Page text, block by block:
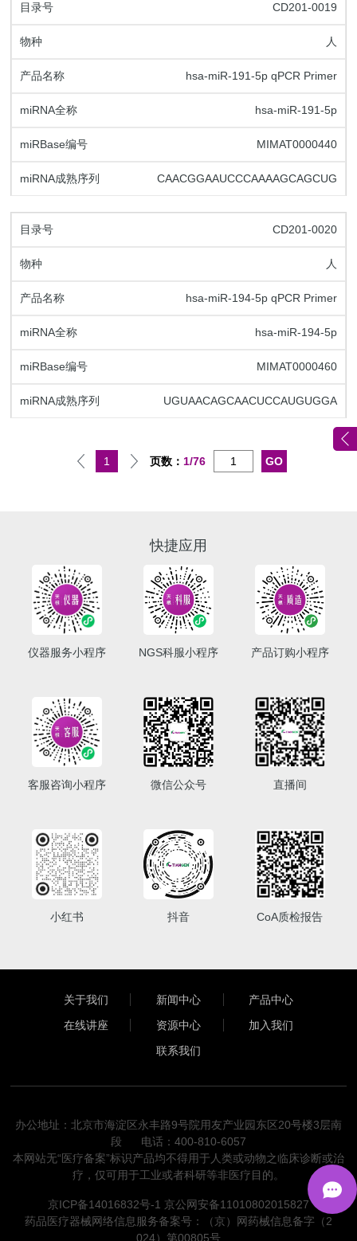
CD201-0019
人
hsa-miR-191-5p qPCR Primer
hsa-miR-191-5p
MIMAT0000440
CAACGGAAUCCCAAAAGCAGCUG
CD201-0020
人
hsa-miR-194-5p qPCR Primer
hsa-miR-194-5p
MIMAT0000460
UGUAACAGCAACUCCAUGUGGA
1 页数：1/76
快捷应用
仪器服务小程序 NGS科服小程序 产品订购小程序
客服咨询小程序 微信公众号 直播间
小红书 抖音 CoA质检报告
关于我们 新闻中心
产品中心
在线讲座
资源中心
加入我们
联系我们
办公地址：北京市海淀区永丰路9号院用友产业园东区20号楼3层南
段 电话：400-810-6057
本网站无“医疗备案”标识产品均不得用于人类或动物之临床诊断或治
疗，仅可用于工业或者科研等非医疗目的。
京ICP备14016832号-1 京公网安备11010802015827
药品医疗器械网络信息服务备案号：（京）网药械信息备字（2
024）第00805号